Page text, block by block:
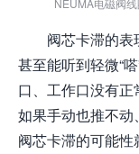
NEUMA电磁阀线
阀芯卡滞的表
甚至能听到轻微“
口、工作口没有正
如果手动也推不动
阀芯卡滞的可能